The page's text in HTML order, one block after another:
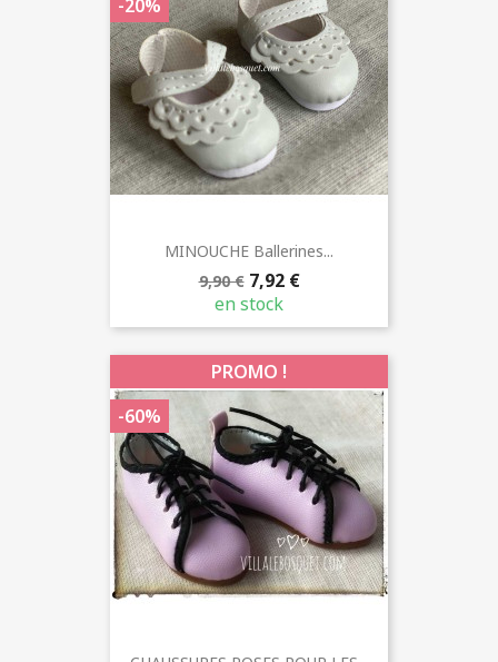
MINOUCHE Ballerines...
9,90 € 7,92 €
en stock
-20%
PROMO !
-60%